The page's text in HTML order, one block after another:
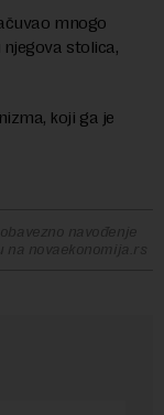
mnogo
njegova stolica,
koji ga je
navođenje
novaekonomija.rs